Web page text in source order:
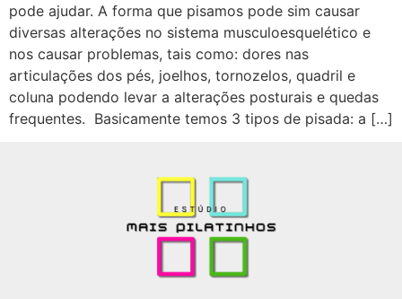
pode ajudar. A forma que pisamos pode sim causar
diversas alterações no sistema musculoesquelético e
nos causar problemas, tais como: dores nas
articulações dos pés, joelhos, tornozelos, quadril e
coluna podendo levar a alterações posturais e quedas
frequentes. Basicamente temos 3 tipos de pisada: a […]